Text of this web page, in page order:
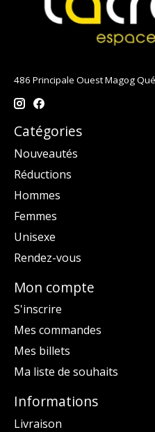
486 Principale Ouest Magog
Catégories
Nouveautés
Réductions
Hommes
Femmes
Unisexe
Rendez-vous
Mon compte
S'inscrire
Mes commandes
Mes billets
Ma liste de souhaits
Informations
Livraison